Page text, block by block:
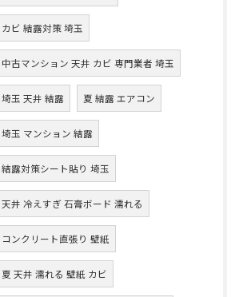
カビ 結露対策 埼玉
中古マンション 天井 カビ 専門業者 埼玉
埼玉 天井 結露 夏 結露 エアコン
埼玉 マンション 結露
結露対策シート貼り 埼玉
天井 冷えすぎ 石膏ボード 濡れる
コンクリート直張り 壁紙
夏 天井 濡れる 壁紙 カビ